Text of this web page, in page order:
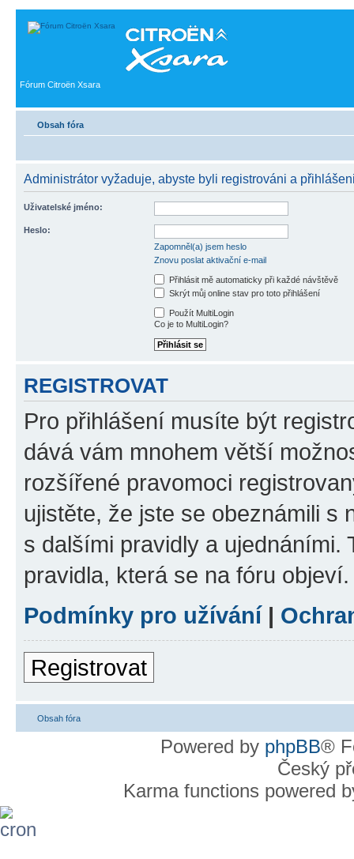
Fórum Citroën Xsara
Obsah fóra
Administrátor vyžaduje, abyste byli registrováni a
Uživatelské jméno:
Heslo:
Zapomněl(a) jsem heslo
Znovu poslat aktivační e-mail
Přihlásit mě automaticky při každé návštěvě
Skrýt můj online stav pro toto přihlášení
Použít MultiLogin
Co je to MultiLogin?
REGISTROVAT
Pro přihlášení musíte být
dává vám mnohem větší
rozšířené pravomoci
ujistěte, že jste se obeznámili s
s dalšími pravidly a ujednáními.
pravidla, která se na fóru objeví.
Podmínky pro užívání |
Registrovat
Obsah fóra
Powered by phpBB®
Český
Karma functions powered